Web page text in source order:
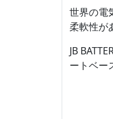
世界の電
柔軟性が
JB
ートベー